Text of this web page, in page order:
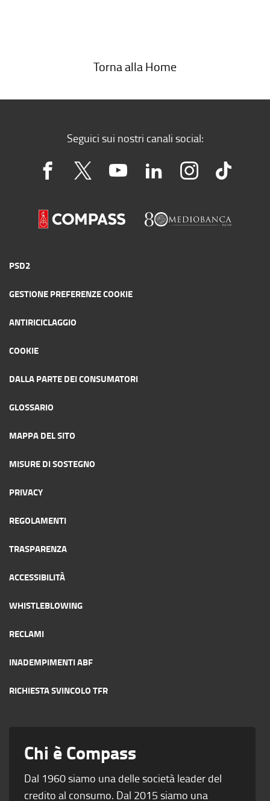
Torna alla Home
Seguici sui nostri canali social:
PSD2
GESTIONE PREFERENZE COOKIE
ANTIRICICLAGGIO
COOKIE
DALLA PARTE DEI CONSUMATORI
GLOSSARIO
MAPPA DEL SITO
MISURE DI SOSTEGNO
PRIVACY
REGOLAMENTI
TRASPARENZA
ACCESSIBILITÀ
WHISTLEBLOWING
RECLAMI
INADEMPIMENTI ABF
RICHIESTA SVINCOLO TFR
Chi è Compass
Dal 1960 siamo una delle società leader del
credito al consumo. Dal 2015 siamo una